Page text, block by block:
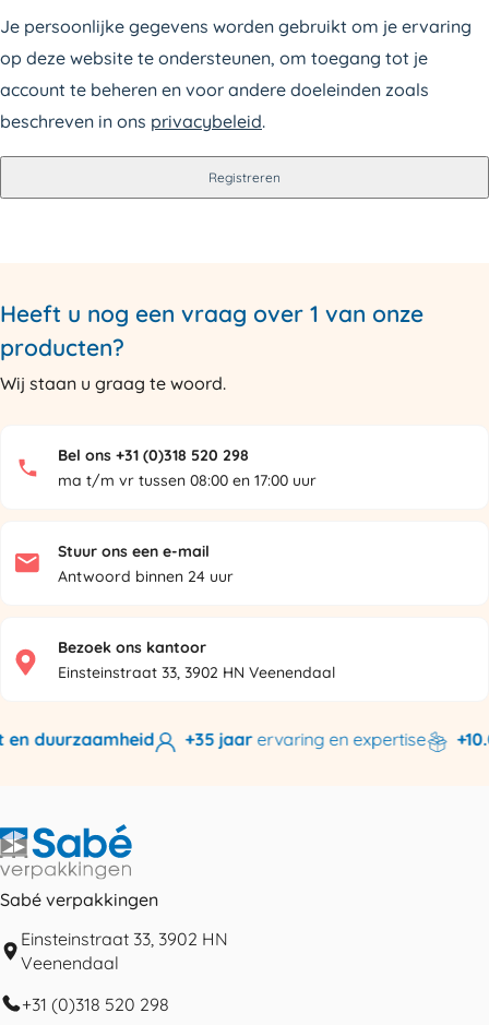
Je persoonlijke gegevens worden gebruikt om je ervaring
op deze website te ondersteunen, om toegang tot je
account te beheren en voor andere doeleinden zoals
beschreven in ons privacybeleid.
Registreren
Heeft u nog een vraag over 1 van onze
producten?
Wij staan u graag te woord.
Bel ons +31 (0)318 520 298
ma t/m vr tussen 08:00 en 17:00 uur
Stuur ons een e-mail
Antwoord binnen 24 uur
Bezoek ons kantoor
Einsteinstraat 33, 3902 HN Veenendaal
duurzaamheid +35 jaarervaring en expertise
Sabé verpakkingen
Einsteinstraat 33, 3902 HN
Veenendaal
+31 (0)318 520 298